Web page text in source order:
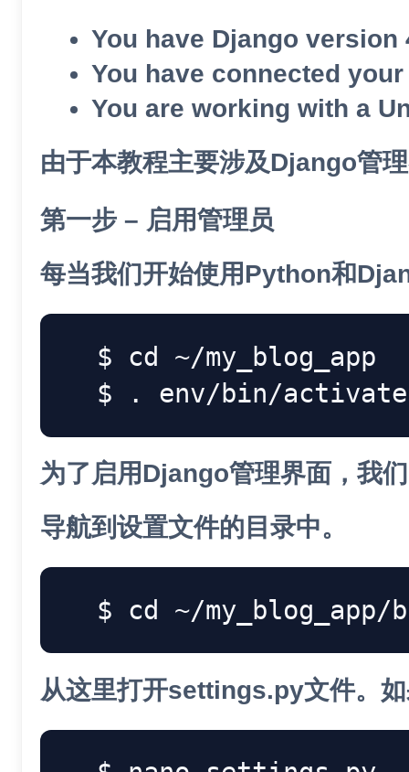
You have Django
You have connected
You are working with a
由于本教程主要涉及Django管
第一步 – 启用管理员
每当我们开始使用Python和
cd
.
为了启用Django管理界面，我
导航到设置文件的目录中。
cd
从这里打开settings.py文件。